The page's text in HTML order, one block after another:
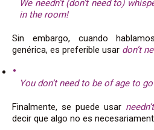
We needn’t (don’t need to)
in the room!
Sin embargo, cuando
genérica, es preferible usar don’t
You don’t need to be of age to
Finalmente, se puede usar needn’t
decir que algo no es